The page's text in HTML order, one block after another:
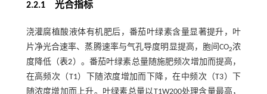
2.2.1 光合指标
浇灌腐植酸液体有机肥后，番茄叶绿素含量显著提升，叶
片净光合速率、蒸腾速率与气孔导度明显提高，胞间CO2浓
度降低（表2）。番茄叶绿素总量随施肥频次增加而提高，
在高频次（T1）下随浓度增加而下降，在中频次（T3）下
随浓度增加而上升。叶绿素总量以T1W200处理含量最高，